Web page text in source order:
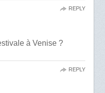
à Venise ?
REPLY
REPLY